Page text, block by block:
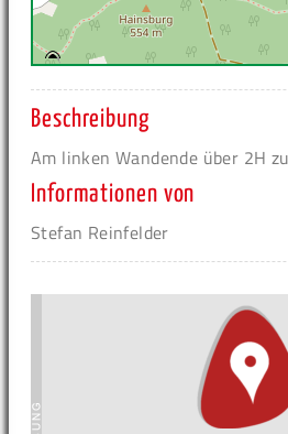
Beschreibung
Am linken Wandende über 2H
Informationen von
Stefan Reinfelder